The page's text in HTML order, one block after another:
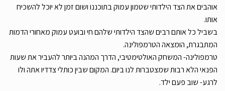
אוהבים את הצד הילדותי שטמון עמוק בתוכננו ושום זמן לא יוכל להשכיח
אותו.
בשביל כל אותם רבים שהצד הילדותי שלהם חי ובועט עמוק מאחורי הדמות
המתבגרת, הומצאה הטרמפולינה.
טרמפולינה- המשחק האולטימטיבי, הדרך המהנה ביותר להעביר את שעות
הפנאי הלא רבות שמצטברות לנו ביום. המקום שבין כותלי צדדיו אתה ולו
לרגע- שוב פעם ילד.